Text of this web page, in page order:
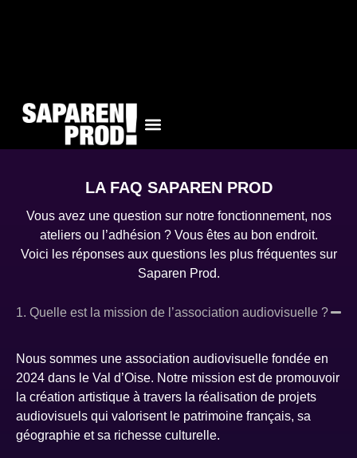
LA FAQ SAPAREN PROD
Vous avez une question sur notre fonctionnement, nos
ateliers ou l’adhésion ? Vous êtes au bon endroit.
Voici les réponses aux questions les plus fréquentes sur
Saparen Prod.
1. Quelle est la mission de l’association audiovisuelle ?
Nous sommes une association audiovisuelle fondée en
2024 dans le Val d’Oise. Notre mission est de promouvoir
la création artistique à travers la réalisation de projets
audiovisuels qui valorisent le patrimoine français, sa
géographie et sa richesse culturelle.